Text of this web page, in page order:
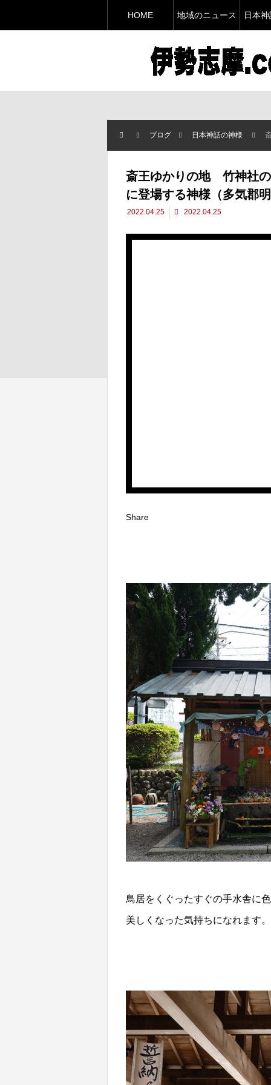
HOME 地域のニュース 日本
ブログ 日本神話の神様
斎王ゆかりの地 竹神社
に登場する神様（多気郡
2022.04.25 2022.04.25
Share
鳥居をくぐったすぐの手水舎に
美しくなった気持ちになれます。